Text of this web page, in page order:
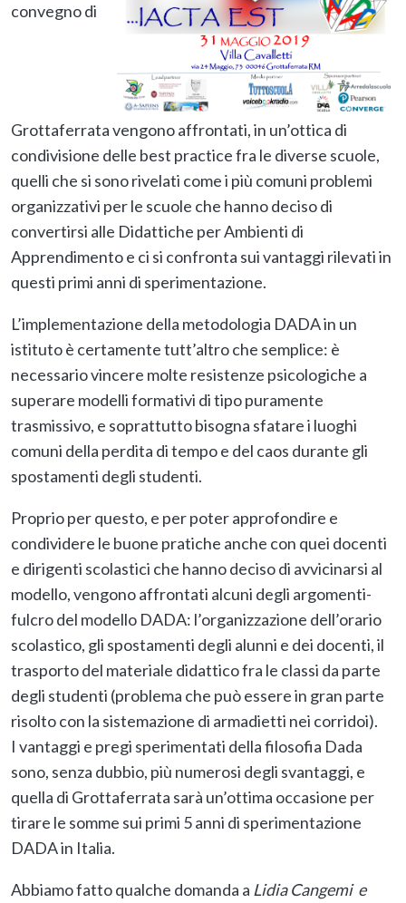
convegno di
Grottaferrata vengono affrontati, in un’ottica di
condivisione delle best practice fra le diverse scuole,
quelli che si sono rivelati come i più comuni problemi
organizzativi per le scuole che hanno deciso di
convertirsi alle Didattiche per Ambienti di
Apprendimento e ci si confronta sui vantaggi rilevati in
questi primi anni di sperimentazione.
L’implementazione della metodologia DADA in un
istituto è certamente tutt’altro che semplice: è
necessario vincere molte resistenze psicologiche a
superare modelli formativi di tipo puramente
trasmissivo, e soprattutto bisogna sfatare i luoghi
comuni della perdita di tempo e del caos durante gli
spostamenti degli studenti.
Proprio per questo, e per poter approfondire e
condividere le buone pratiche anche con quei docenti
e dirigenti scolastici che hanno deciso di avvicinarsi al
modello, vengono affrontati alcuni degli argomenti-
fulcro del modello DADA: l’organizzazione dell’orario
scolastico, gli spostamenti degli alunni e dei docenti, il
trasporto del materiale didattico fra le classi da parte
degli studenti (problema che può essere in gran parte
risolto con la sistemazione di armadietti nei corridoi).
I vantaggi e pregi sperimentati della filosofia Dada
sono, senza dubbio, più numerosi degli svantaggi, e
quella di Grottaferrata sarà un’ottima occasione per
tirare le somme sui primi 5 anni di sperimentazione
DADA in Italia.
Abbiamo fatto qualche domanda a Lidia Cangemi e